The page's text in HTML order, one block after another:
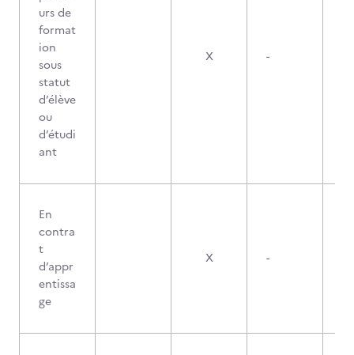
urs de
format
ion
sous
statut
d’élève
ou
d’étudi
ant
X -
En
contra
t
d’appr
entissa
ge
X -